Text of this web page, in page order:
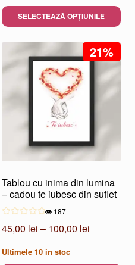
45,00 lei
până
la
100,00 lei
SELECTEAZĂ OPȚIUNILE
are
multe
variații.
Opțiunile
în
pagina
produsului.
21%
Tablou cu inima din lumina
– cadou te iubesc din suflet
👁️ 187
45,00 lei – 100,00 lei
Ultimele 10 in stoc